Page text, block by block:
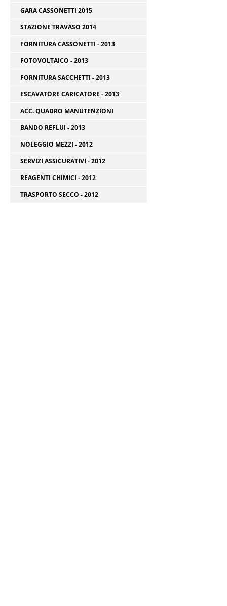
GARA CASSONETTI 2015
STAZIONE TRAVASO 2014
FORNITURA CASSONETTI - 2013
FOTOVOLTAICO - 2013
FORNITURA SACCHETTI - 2013
ESCAVATORE CARICATORE - 2013
ACC. QUADRO MANUTENZIONI
BANDO REFLUI - 2013
NOLEGGIO MEZZI - 2012
SERVIZI ASSICURATIVI - 2012
REAGENTI CHIMICI - 2012
TRASPORTO SECCO - 2012